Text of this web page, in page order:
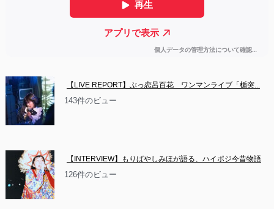
【LIVE REPORT】ぶっ恋呂百花　ワンマンライブ「楯突...
143件のビュー
【INTERVIEW】もりばやしみほが語る、ハイポジ今昔物語
126件のビュー